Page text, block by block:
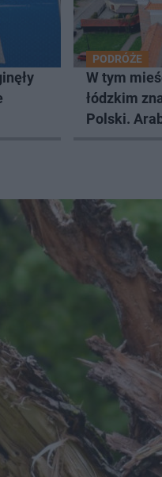
PODRÓŻE
W tym
łódzkim
Polski.